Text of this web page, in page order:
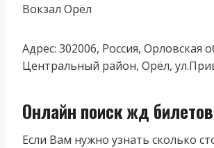
Вокзал Орёл
Адрес: 302006, Россия, Орловская
Центральный район, Орёл,
Онлайн поиск жд билетов
Если Вам нужно узнать сколько